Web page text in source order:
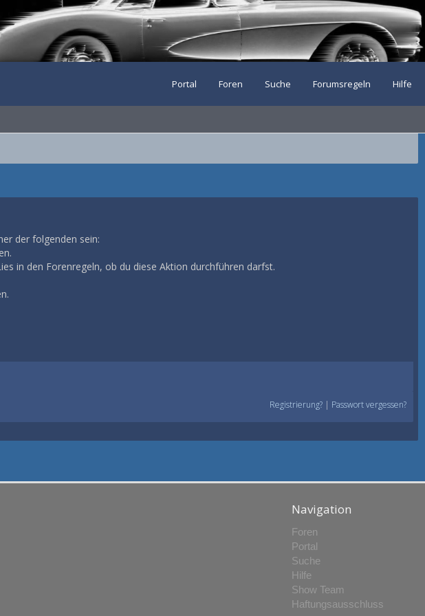
Portal Foren Suche Forumsregeln Hilfe
der folgenden sein:
in den Forenregeln, ob du diese Aktion durchführen darfst.
Registrierung? | Passwort vergessen?
Navigation
Foren
Portal
Suche
Hilfe
Show Team
Haftungsausschluss